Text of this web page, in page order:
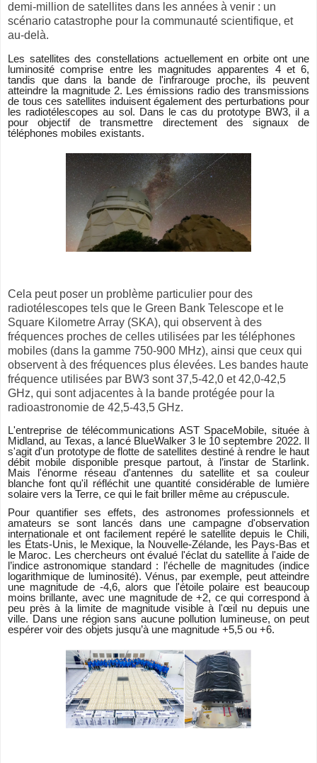
demi-million de satellites dans les années à venir : un
scénario catastrophe pour la communauté scientifique, et
au-delà.
Les satellites des constellations actuellement en orbite ont une
luminosité comprise entre les magnitudes apparentes 4 et 6,
tandis que dans la bande de l'infrarouge proche, ils peuvent
atteindre la magnitude 2. Les émissions radio des transmissions
de tous ces satellites induisent également des perturbations pour
les radiotélescopes au sol. Dans le cas du prototype BW3, il a
pour objectif de transmettre directement des signaux de
téléphones mobiles existants.
Cela peut poser un problème particulier pour des
radiotélescopes tels que le Green Bank Telescope et le
Square Kilometre Array (SKA), qui observent à des
fréquences proches de celles utilisées par les téléphones
mobiles (dans la gamme 750-900 MHz), ainsi que ceux qui
observent à des fréquences plus élevées. Les bandes haute
fréquence utilisées par BW3 sont 37,5-42,0 et 42,0-42,5
GHz, qui sont adjacentes à la bande protégée pour la
radioastronomie de 42,5-43,5 GHz.
L'entreprise de télécommunications AST SpaceMobile, située à
Midland, au Texas, a lancé BlueWalker 3 le 10 septembre 2022. Il
s'agit d'un prototype de flotte de satellites destiné à rendre le haut
débit mobile disponible presque partout, à l’instar de Starlink.
Mais l'énorme réseau d'antennes du satellite et sa couleur
blanche font qu'il réfléchit une quantité considérable de lumière
solaire vers la Terre, ce qui le fait briller même au crépuscule.
Pour quantifier ses effets, des astronomes professionnels et
amateurs se sont lancés dans une campagne d'observation
internationale et ont facilement repéré le satellite depuis le Chili,
les États-Unis, le Mexique, la Nouvelle-Zélande, les Pays-Bas et
le Maroc. Les chercheurs ont évalué l'éclat du satellite à l'aide de
l’indice astronomique standard : l’échelle de magnitudes (indice
logarithmique de luminosité). Vénus, par exemple, peut atteindre
une magnitude de -4,6, alors que l'étoile polaire est beaucoup
moins brillante, avec une magnitude de +2, ce qui correspond à
peu près à la limite de magnitude visible à l'œil nu depuis une
ville. Dans une région sans aucune pollution lumineuse, on peut
espérer voir des objets jusqu’à une magnitude +5,5 ou +6.